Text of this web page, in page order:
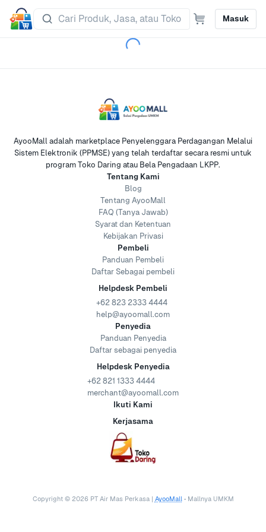
Masuk
AyooMall adalah marketplace Penyelenggara Perdagangan Melalui
Sistem Elektronik (PPMSE) yang telah terdaftar secara resmi untuk
program Toko Daring atau Bela Pengadaan LKPP.
Tentang Kami
Blog
Tentang AyooMall
FAQ (Tanya Jawab)
Syarat dan Ketentuan
Kebijakan Privasi
Pembeli
Panduan Pembeli
Daftar Sebagai pembeli
Helpdesk Pembeli
+62 823 2333 4444
help@ayoomall.com
Penyedia
Panduan Penyedia
Daftar sebagai penyedia
Helpdesk Penyedia
+62 821 1333 4444
merchant@ayoomall.com
Ikuti Kami
Kerjasama
Copyright © 2026 PT Air Mas Perkasa | AyooMall • Mallnya UMKM